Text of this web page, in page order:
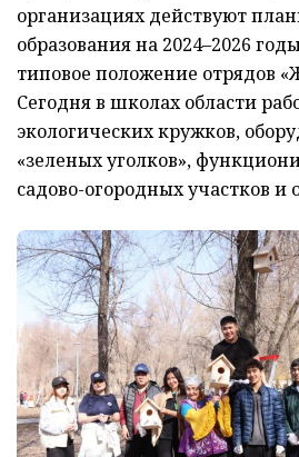
организациях действуют
образования на 2024–2026
типовое положение отрядов
Сегодня в школах области
экологических кружков,
«зеленых уголков»,
садово-огородных участков и